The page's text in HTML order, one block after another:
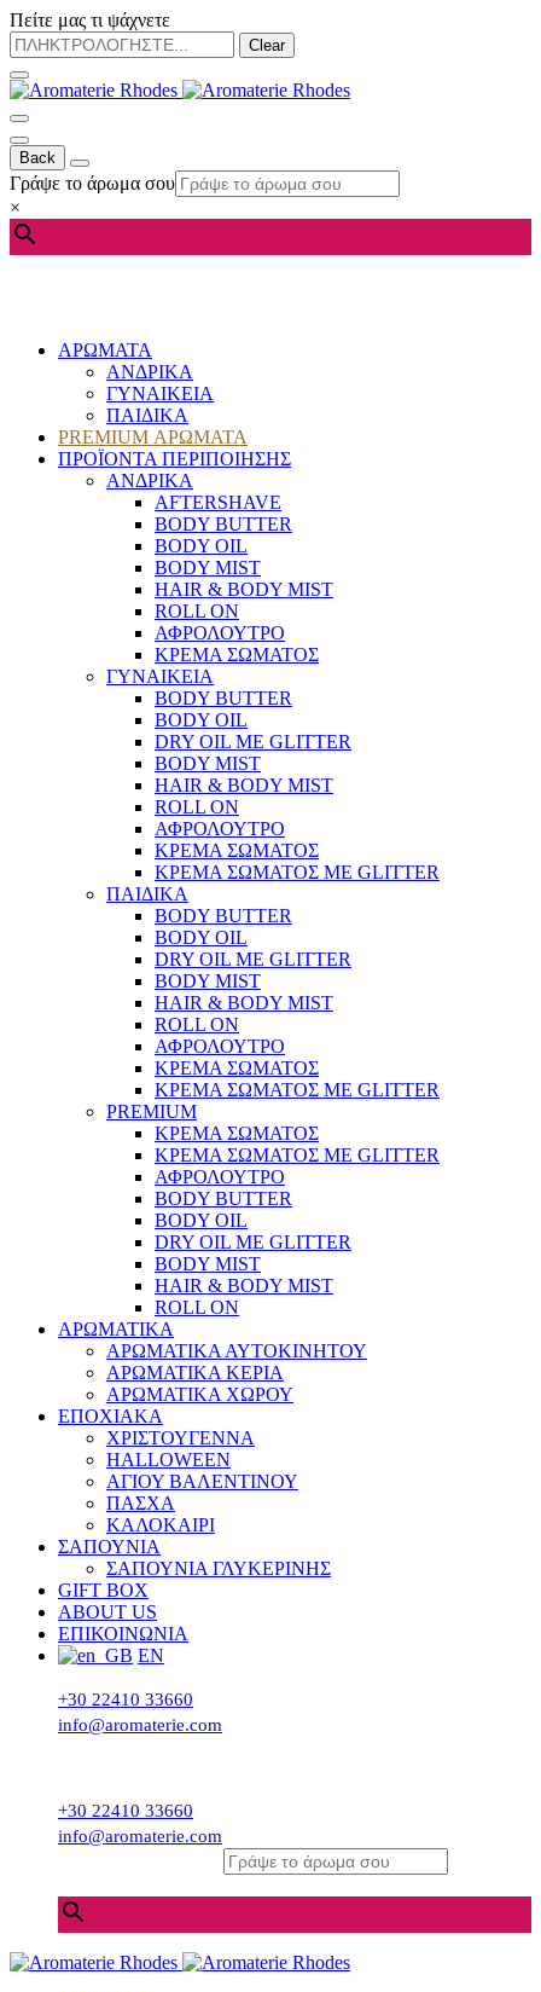
Πείτε μας τι ψάχνετε
Clear
Back
Γράψε το άρωμα σου
×
ΑΡΩΜΑΤΑ
ΑΝΔΡΙΚΑ
ΓΥΝΑΙΚΕΙΑ
ΠΑΙΔΙΚΑ
PREMIUM ΑΡΩΜΑΤΑ
ΠΡΟΪΟΝΤΑ ΠΕΡΙΠΟΙΗΣΗΣ
ΑΝΔΡΙΚΑ
AFTERSHAVE
BODY BUTTER
BODY OIL
BODY MIST
HAIR & BODY MIST
ROLL ON
ΑΦΡΟΛΟΥΤΡΟ
ΚΡΕΜΑ ΣΩΜΑΤΟΣ
ΓΥΝΑΙΚΕΙΑ
BODY BUTTER
BODY OIL
DRY OIL ΜΕ GLITTER
BODY MIST
HAIR & BODY MIST
ROLL ON
ΑΦΡΟΛΟΥΤΡΟ
ΚΡΕΜΑ ΣΩΜΑΤΟΣ
ΚΡΕΜΑ ΣΩΜΑΤΟΣ ΜΕ GLITTER
ΠΑΙΔΙΚΑ
BODY BUTTER
BODY OIL
DRY OIL ΜΕ GLITTER
BODY MIST
HAIR & BODY MIST
ROLL ON
ΑΦΡΟΛΟΥΤΡΟ
ΚΡΕΜΑ ΣΩΜΑΤΟΣ
ΚΡΕΜΑ ΣΩΜΑΤΟΣ ΜΕ GLITTER
PREMIUM
ΚΡΕΜΑ ΣΩΜΑΤΟΣ
ΚΡΕΜΑ ΣΩΜΑΤΟΣ ΜΕ GLITTER
ΑΦΡΟΛΟΥΤΡΟ
BODY BUTTER
BODY OIL
DRY OIL ΜΕ GLITTER
BODY MIST
HAIR & BODY MIST
ROLL ON
ΑΡΩΜΑΤΙΚΑ
ΑΡΩΜΑΤΙΚΑ ΑΥΤΟΚΙΝΗΤΟΥ
ΑΡΩΜΑΤΙΚΑ ΚΕΡΙΑ
ΑΡΩΜΑΤΙΚΑ ΧΩΡΟΥ
ΕΠΟΧΙΑΚΑ
ΧΡΙΣΤΟΥΓΕΝΝΑ
HALLOWEEN
ΑΓΙΟΥ ΒΑΛΕΝΤΙΝΟΥ
ΠΑΣΧΑ
ΚΑΛΟΚΑΙΡΙ
ΣΑΠΟΥΝΙΑ
ΣΑΠΟΥΝΙΑ ΓΛΥΚΕΡΙΝΗΣ
GIFT BOX
ABOUT US
ΕΠΙΚΟΙΝΩΝΙΑ
EN
+30 22410 33660
info@aromaterie.com
+30 22410 33660
info@aromaterie.com